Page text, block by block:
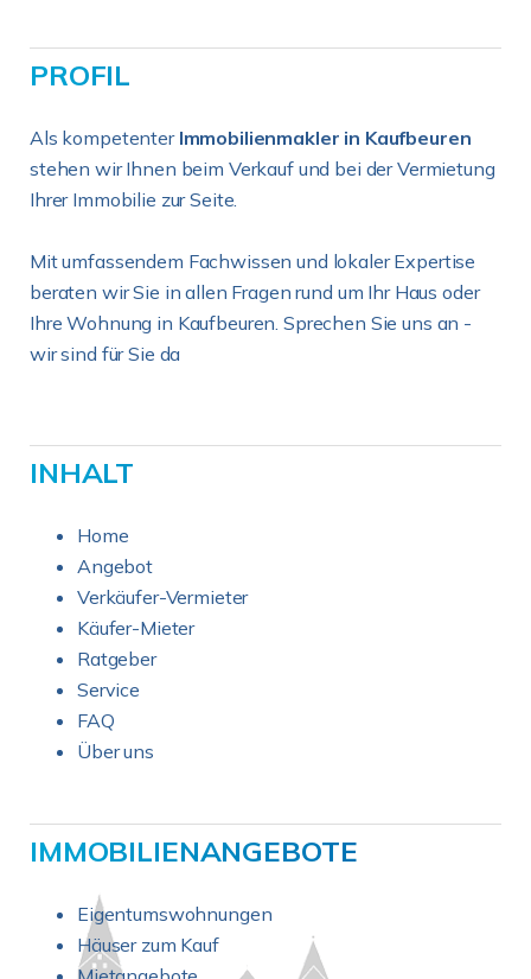
PROFIL
Als kompetenter Immobilienmakler in Kaufbeuren
stehen wir Ihnen beim Verkauf und bei der Vermietung
Ihrer Immobilie zur Seite.
Mit umfassendem Fachwissen und lokaler Expertise
beraten wir Sie in allen Fragen rund um Ihr Haus oder
Ihre Wohnung in Kaufbeuren. Sprechen Sie uns an -
wir sind für Sie da
INHALT
Home
Angebot
Verkäufer-Vermieter
Käufer-Mieter
Ratgeber
Service
FAQ
Über uns
IMMOBILIENANGEBOTE
Eigentumswohnungen
Häuser zum Kauf